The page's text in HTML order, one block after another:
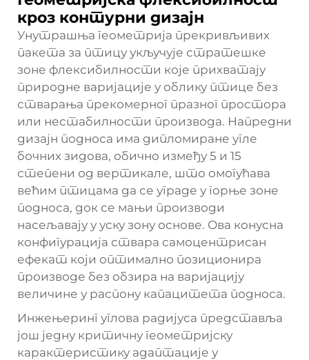
кроз контурни дизајн
Унутрашња геометрија прекривљивих
пакета за птицу укључује стратешке
зоне флексибилности које прихватају
природне варијације у облику птице без
стварања прекомерног празног простора
или нестабилности производа. Напредни
дизајн подноса има дипломиране угле
бочних зидова, обично између 5 и 15
степени од вертикале, што омогућава
већим птицама да се уграде у горње зоне
подноса, док се мањи производи
насељавају у уску зону основе. Ова конусна
конфигурација ствара самоцентрисан
ефекат који оптимално позиционира
производе без обзира на варијацију
величине у распону капацитета подноса.
Инжењеринг углова радијуса представља
још једну критичну геометријску
карактеристику адаптације у